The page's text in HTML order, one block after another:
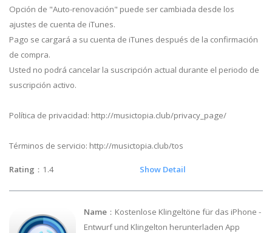
Opción de "Auto-renovación" puede ser cambiada desde los
ajustes de cuenta de iTunes.
Pago se cargará a su cuenta de iTunes después de la confirmación
de compra.
Usted no podrá cancelar la suscripción actual durante el periodo de
suscripción activo.
Política de privacidad: http://musictopia.club/privacy_page/
Términos de servicio: http://musictopia.club/tos
Rating ：1.4 Show Detail
Name ：Kostenlose Klingeltöne für das iPhone -
Entwurf und Klingelton herunterladen App